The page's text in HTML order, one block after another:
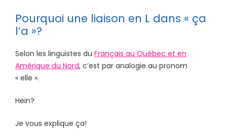
Pourquoi une liaison en L dans « ça
l’a »?
Selon les linguistes du Français au Québec et en
Amérique du Nord, c’est par analogie au pronom
« elle ».
Hein?
Je vous explique ça!